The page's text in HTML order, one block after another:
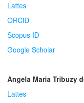
Lattes
ORCID
Scopus ID
Google Scholar
Angela Maria Tribuzy
Lattes